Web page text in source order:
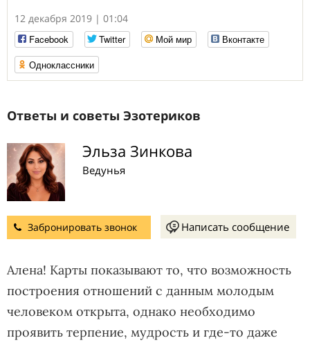
12 декабря 2019 | 01:04
Facebook
Twitter Мой мир
Вконтакте
Одноклассники
Ответы и советы Эзотериков
Эльза Зинкова
Ведунья
Забронировать звонок Написать сообщение
Алена! Карты показывают то, что возможность
построения отношений с данным молодым
человеком открыта, однако необходимо
проявить терпение, мудрость и где-то даже